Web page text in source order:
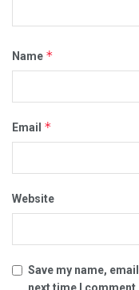
Name *
Email *
Website
Save my name,